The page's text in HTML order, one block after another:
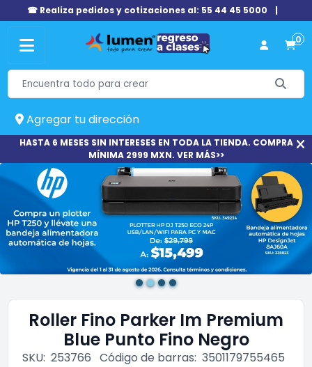
☎ Realiza pedidos y cotizaciones al: 55 44 45 5000 |
0
Agregar tu dirección
HASTA 6 MESES SIN INTERESES EN TODA LA TIENDA. COMPRA
MÍNIMA 2999 MXN. VER MÁS>>
Roller Fino Parker Im Premium
Blue Punto Fino Negro
SKU: 253766 Código de barras: 3501179755465